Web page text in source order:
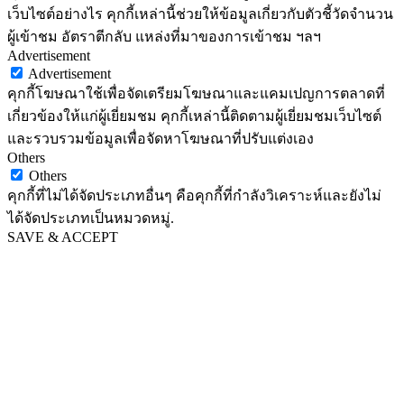
เว็บไซต์อย่างไร คุกกี้เหล่านี้ช่วยให้ข้อมูลเกี่ยวกับตัวชี้วัดจำนวน
ผู้เข้าชม อัตราตีกลับ แหล่งที่มาของการเข้าชม ฯลฯ
Advertisement
Advertisement
คุกกี้โฆษณาใช้เพื่อจัดเตรียมโฆษณาและแคมเปญการตลาดที่
เกี่ยวข้องให้แก่ผู้เยี่ยมชม คุกกี้เหล่านี้ติดตามผู้เยี่ยมชมเว็บไซต์
และรวบรวมข้อมูลเพื่อจัดหาโฆษณาที่ปรับแต่งเอง
Others
Others
คุกกี้ที่ไม่ได้จัดประเภทอื่นๆ คือคุกกี้ที่กำลังวิเคราะห์และยังไม่
ได้จัดประเภทเป็นหมวดหมู่.
SAVE & ACCEPT